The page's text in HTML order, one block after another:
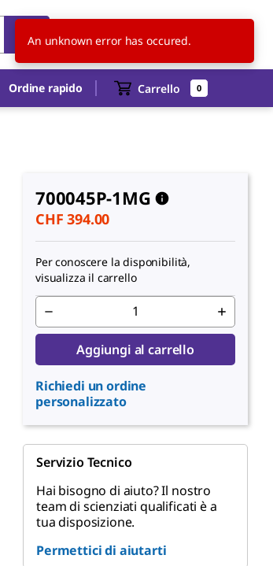
IT
Ordine rapido Carrello 0
700045P-1MG
CHF 394.00
Per conoscere la disponibilità,
visualizza il carrello
Aggiungi al carrello
Richiedi un ordine
personalizzato
Servizio Tecnico
Hai bisogno di aiuto? Il nostro
team di scienziati qualificati è a
tua disposizione.
Permettici di aiutarti
An unknown error has occured.